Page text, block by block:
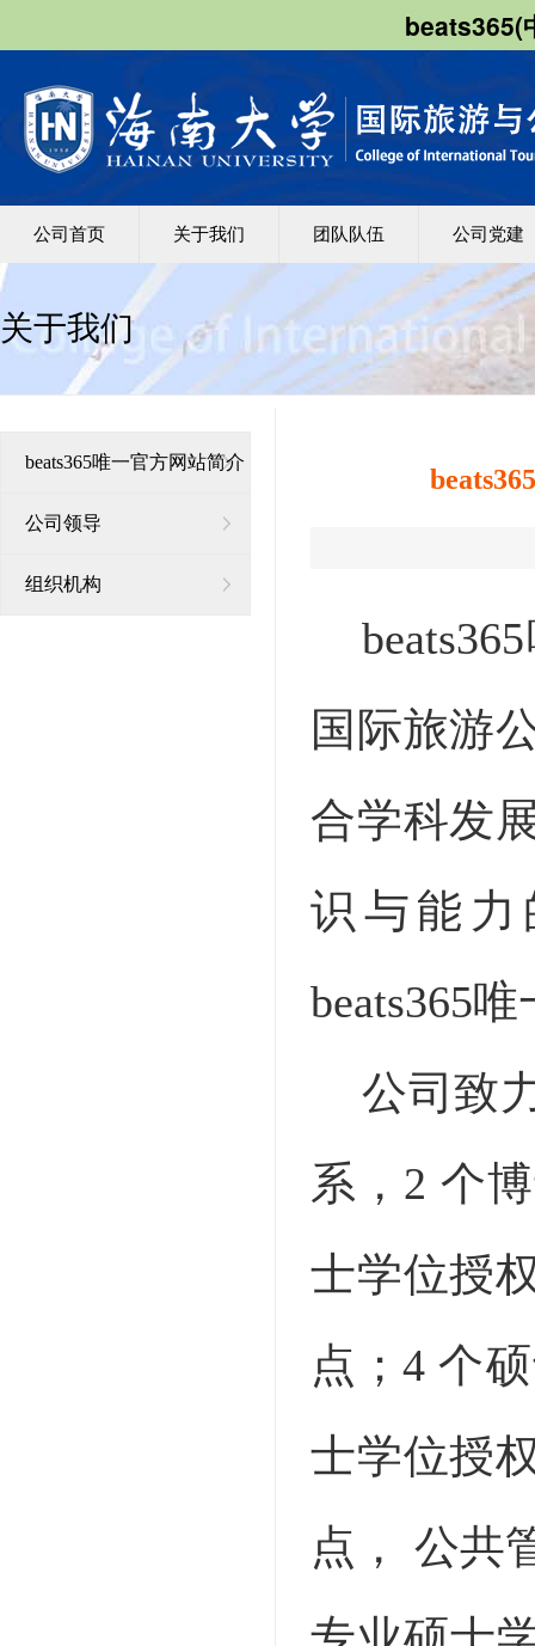
beats365(
公司首页 关于我们 团队队伍 公司党建
关于我们
​beats365唯一官方网站简介
公司领导
组织机构
国际旅游
合学科发
识与能
beats365
公司致
系，2 个
士学位授
点；4 个
士学位授
点， 公共